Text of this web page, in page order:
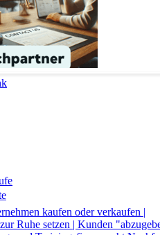
kaufen oder verkaufen |
Ruhe setzen | Kunden